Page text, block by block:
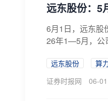
远东股份：5
6月1日，远东股
26年1—5月，公
远东股份 算
证券时报网
06-